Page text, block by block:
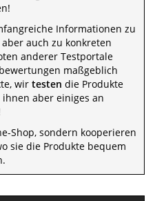
Informationen zu
auch zu konkreten
anderer Testportale
maßgeblich
wir testen die Produkte
ihnen aber einiges an
Shop, sondern kooperieren
sie die Produkte bequem